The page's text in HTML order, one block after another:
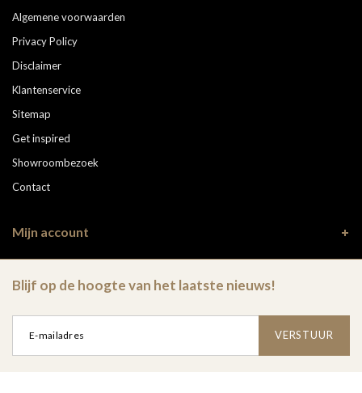
Algemene voorwaarden
Privacy Policy
Disclaimer
Klantenservice
Sitemap
Get inspired
Showroombezoek
Contact
Mijn account
Blijf op de hoogte van het laatste nieuws!
VERSTUUR